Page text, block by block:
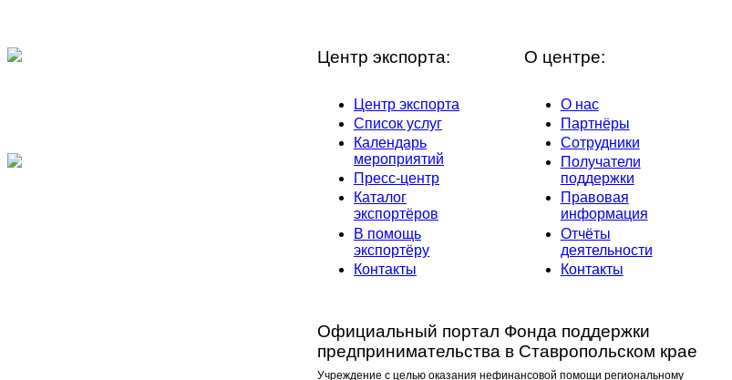
Центр экспорта:
Центр экспорта
Список услуг
Календарь
мероприятий
Пресс-центр
Каталог
экспортёров
В помощь
экспортёру
Контакты
О центре:
О нас
Партнёры
Сотрудники
Получатели
поддержки
Правовая
информация
Отчёты
деятельности
Контакты
Официальный портал Фонда поддержки
предпринимательства в Ставропольском крае
Учреждение с целью оказания нефинансовой помощи региональному